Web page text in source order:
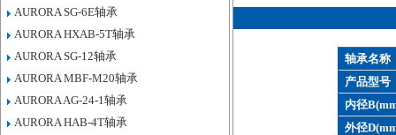
AURORA SG-6E轴承
AURORA HXAB-5T轴承
AURORA SG-12轴承
AURORA MBF-M20轴承
AURORA AG-24-1轴承
AURORA HAB-4T轴承
轴承名称
产品型号
内径
外径